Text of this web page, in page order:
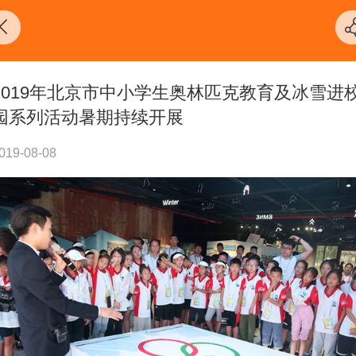
年北京市中小学生奥林匹克教育及冰雪进
系列活动暑期持续开展
08-08